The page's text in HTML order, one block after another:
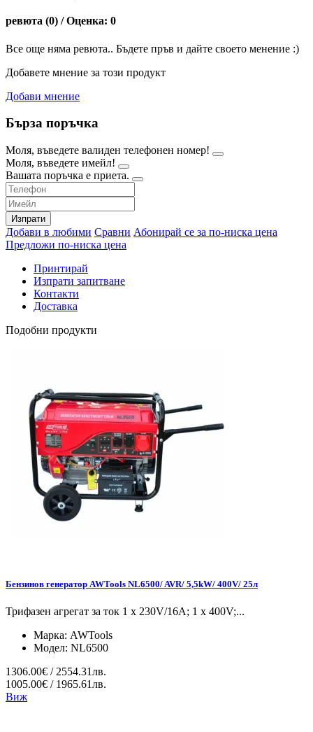
ревюта (0) / Оценка: 0
Все още няма ревюта.. Бъдете пръв и дайте своето менение :)
Добавете мнение за този продукт
Добави мнение
Бърза поръчка
Моля, въведете валиден телефонен номер!
Моля, въведете имейл!
Вашата поръчка е приета.
Изпрати
Добави в любими Сравни Абонирай се за по-ниска цена
Предложи по-ниска цена
Принтирай
Изпрати запитване
Контакти
Доставка
Подобни продукти
Бензинов генератор AWTools NL6500/ AVR/ 5,5kW/ 400V/ 25л
Трифазен агрегат за ток 1 x 230V/16A; 1 x 400V;...
Марка: AWTools
Модел: NL6500
1306.00€ / 2554.31лв.
1005.00€ / 1965.61лв.
Виж